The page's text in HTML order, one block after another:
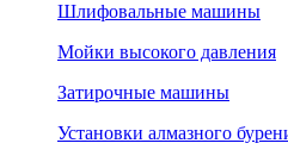
Шлифовальные машины
Мойки высокого давления
Затирочные машины
Установки алмазного